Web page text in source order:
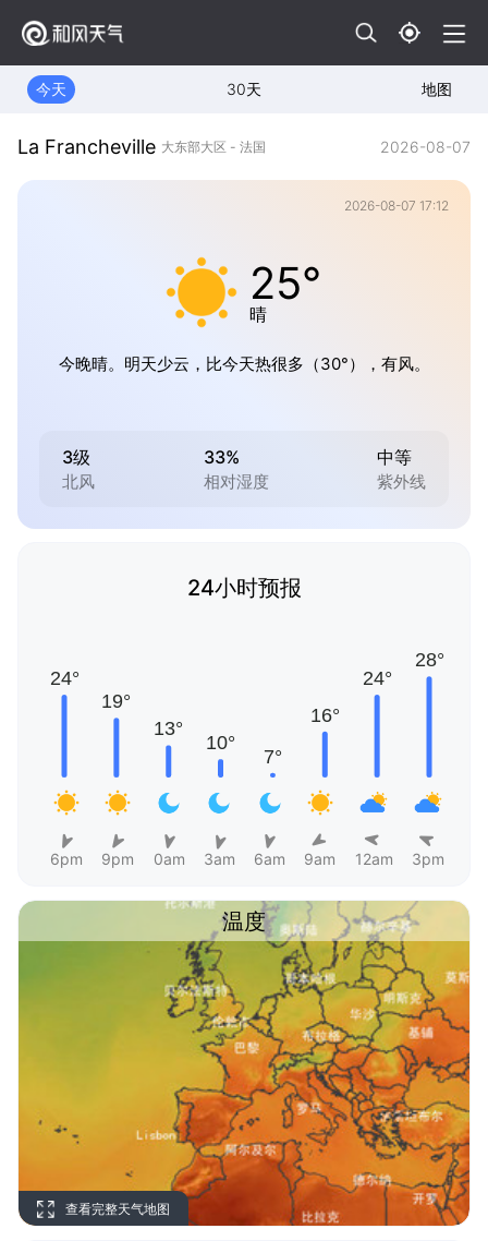
今天 30天 地图
La Francheville 大东部大区 - 法国 2026-08-07
2026-08-07 17:12
25°
晴
今晚晴。明天少云，比今天热很多（30°），有风。
3级
北风
33%
相对湿度
中等
紫外线
24小时预报
6pm 9pm 0am 3am 6am 9am 12am 3pm
温度
查看完整天气地图